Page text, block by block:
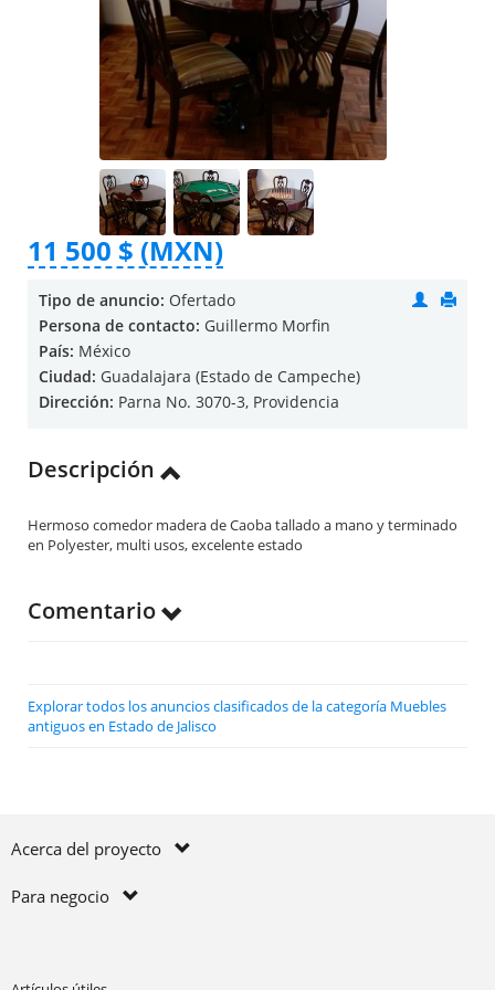
11 500 $ (MXN)
Tipo de anuncio: Ofertado
Persona de contacto: Guillermo Morfin
País: México
Ciudad: Guadalajara (Estado de Campeche)
Dirección: Parna No. 3070-3, Providencia
Descripción
Hermoso comedor madera de Caoba tallado a mano y terminado
en Polyester, multi usos, excelente estado
Comentario
Explorar todos los anuncios clasificados de la categoría Muebles
antiguos en Estado de Jalisco
Acerca del proyecto
Para negocio